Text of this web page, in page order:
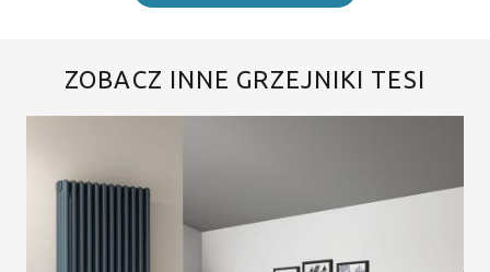
ZOBACZ INNE GRZEJNIKI TESI